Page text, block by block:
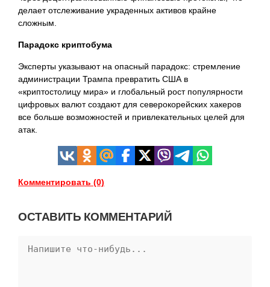
делает отслеживание украденных активов крайне
сложным.
Парадокс криптобума
Эксперты указывают на опасный парадокс: стремление
администрации Трампа превратить США в
«криптостолицу мира» и глобальный рост популярности
цифровых валют создают для северокорейских хакеров
все больше возможностей и привлекательных целей для
атак.
Комментировать (0)
ОСТАВИТЬ КОММЕНТАРИЙ